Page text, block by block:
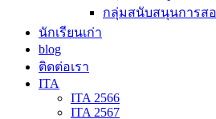
กลุ่มสนับสนุนการส
นักเรียนเก่า
blog
ติดต่อเรา
ITA
ITA 2566
ITA 2567